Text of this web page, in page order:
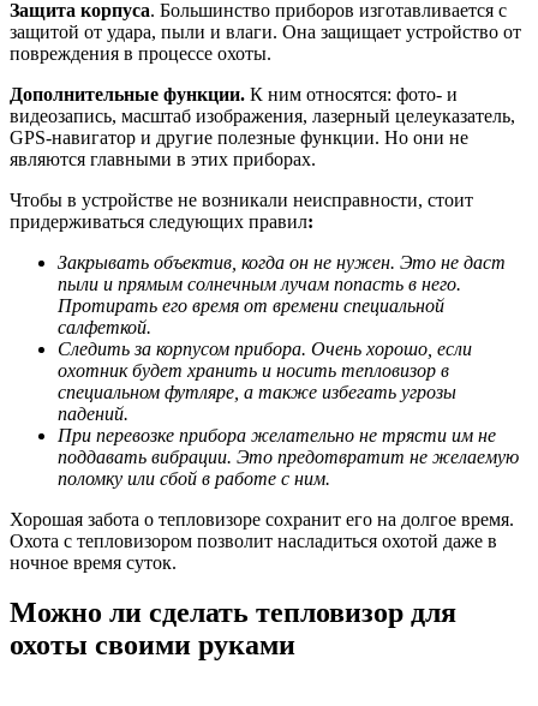
Защита корпуса. Большинство приборов изготавливается с
защитой от удара, пыли и влаги. Она защищает устройство от
повреждения в процессе охоты.
Дополнительные функции. К ним относятся: фото- и
видеозапись, масштаб изображения, лазерный целеуказатель,
GPS-навигатор и другие полезные функции. Но они не
являются главными в этих приборах.
Чтобы в устройстве не возникали неисправности, стоит
придерживаться следующих правил:
Закрывать объектив, когда он не нужен. Это не даст
пыли и прямым солнечным лучам попасть в него.
Протирать его время от времени специальной
салфеткой.
Следить за корпусом прибора. Очень хорошо, если
охотник будет хранить и носить тепловизор в
специальном футляре, а также избегать угрозы
падений.
При перевозке прибора желательно не трясти им не
поддавать вибрации. Это предотвратит не желаемую
поломку или сбой в работе с ним.
Хорошая забота о тепловизоре сохранит его на долгое время.
Охота с тепловизором позволит насладиться охотой даже в
ночное время суток.
Можно ли сделать тепловизор для
охоты своими руками